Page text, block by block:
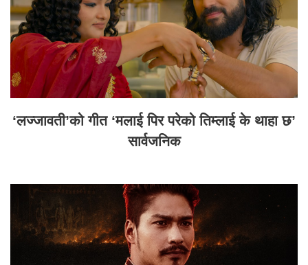
‘लज्जावती’को गीत ‘मलाई पिर परेको तिम्लाई के थाहा छ’
सार्वजनिक